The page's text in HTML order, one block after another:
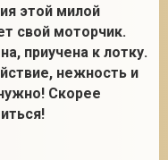
этой милой
свой моторчик.
приучена к лотку.
нежность и
Скорее